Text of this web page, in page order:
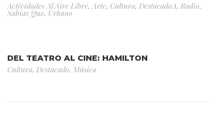
Actividades Al Aire Libre, Arte, Cultura, DestacadoA, Radio,
Sabías Que, Urbano
DEL TEATRO AL CINE: HAMILTON
Cultura, Destacado, Música